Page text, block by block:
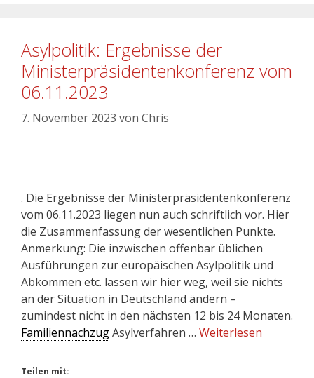
Asylpolitik: Ergebnisse der
Ministerpräsidentenkonferenz vom
06.11.2023
7. November 2023 von Chris
. Die Ergebnisse der Ministerpräsidentenkonferenz
vom 06.11.2023 liegen nun auch schriftlich vor. Hier
die Zusammenfassung der wesentlichen Punkte.
Anmerkung: Die inzwischen offenbar üblichen
Ausführungen zur europäischen Asylpolitik und
Abkommen etc. lassen wir hier weg, weil sie nichts
an der Situation in Deutschland ändern –
zumindest nicht in den nächsten 12 bis 24 Monaten.
FamiliennachzugAsylverfahren … Weiterlesen
Teilen mit: